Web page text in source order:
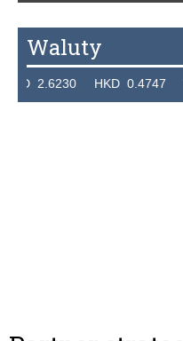
Waluty
2.6230 HKD 0.4747